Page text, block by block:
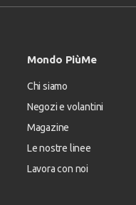
Mondo PiùMe
Chi siamo
Negozi e volantini
Magazine
Le nostre linee
Lavora con noi